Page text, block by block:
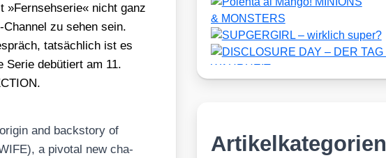
»Fern­seh­se­rie« nicht ganz
zu sehen sein.
tat­säch­lich ist es
Serie debü­tiert am 11.
and back­story of
a pivo­tal new cha­
Artikelkategorien